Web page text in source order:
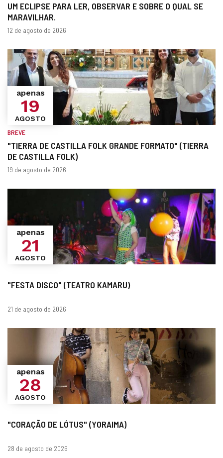
UM ECLIPSE PARA LER, OBSERVAR E SOBRE O QUAL SE
MARAVILHAR.
Quando?
datas
12 de agosto de 2026
"TIERRA DE CASTILLA FOLK GRANDE FORMATO" (TIERRA
DE CASTILLA FOLK)
apenas
19
AGOSTO
Quando?
BREVE
datas
19 de agosto de 2026
"FESTA DISCO" (TEATRO KAMARU)
apenas
21
AGOSTO
datas
21 de agosto de 2026
"CORAÇÃO DE LÓTUS" (YORAIMA)
apenas
28
AGOSTO
datas
28 de agosto de 2026